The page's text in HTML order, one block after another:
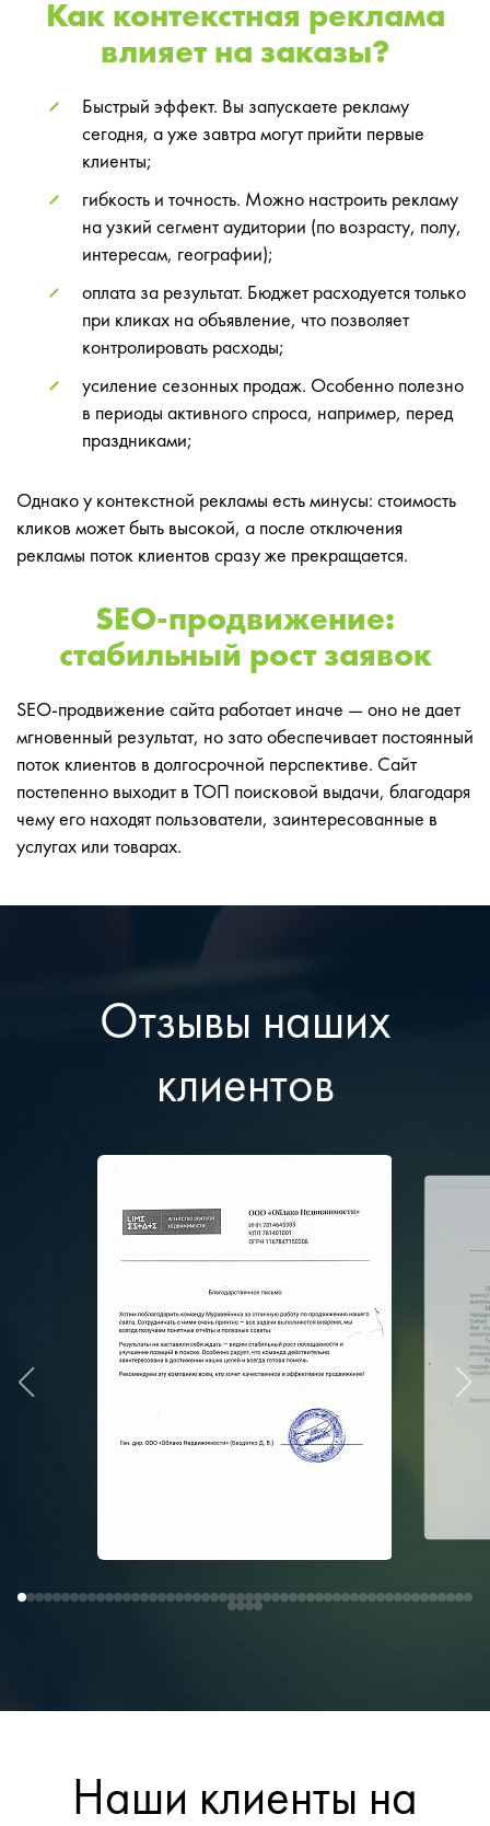
Как контекстная реклама
влияет на заказы?
Быстрый эффект. Вы запускаете рекламу
сегодня, а уже завтра могут прийти первые
клиенты;
гибкость и точность. Можно настроить рекламу
на узкий сегмент аудитории (по возрасту, полу,
интересам, географии);
оплата за результат. Бюджет расходуется только
при кликах на объявление, что позволяет
контролировать расходы;
усиление сезонных продаж. Особенно полезно
в периоды активного спроса, например, перед
праздниками;
Однако у контекстной рекламы есть минусы: стоимость
кликов может быть высокой, а после отключения
рекламы поток клиентов сразу же прекращается.
SEO-продвижение:
стабильный рост заявок
SEO-продвижение сайта работает иначе — оно не дает
мгновенный результат, но зато обеспечивает постоянный
поток клиентов в долгосрочной перспективе. Сайт
постепенно выходит в ТОП поисковой выдачи, благодаря
чему его находят пользователи, заинтересованные в
услугах или товарах.
Отзывы наших
клиентов
Наши клиенты на